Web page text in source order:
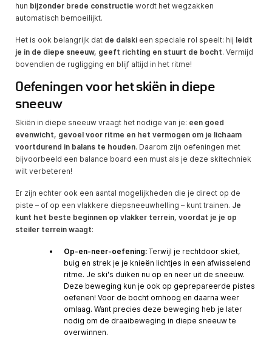
hun bijzonder brede constructie wordt het wegzakken
automatisch bemoeilijkt.
Het is ook belangrijk dat de dalski een speciale rol speelt: hij leidt
je in de diepe sneeuw, geeft richting en stuurt de bocht. Vermijd
bovendien de rugligging en blijf altijd in het ritme!
Oefeningen voor het skiën in diepe
sneeuw
Skiën in diepe sneeuw vraagt het nodige van je: een goed
evenwicht, gevoel voor ritme en het vermogen om je lichaam
voortdurend in balans te houden. Daarom zijn oefeningen met
bijvoorbeeld een balance board een must als je deze skitechniek
wilt verbeteren!
Er zijn echter ook een aantal mogelijkheden die je direct op de
piste – of op een vlakkere diepsneeuwhelling – kunt trainen. Je
kunt het beste beginnen op vlakker terrein, voordat je je op
steiler terrein waagt:
Op-en-neer-oefening: Terwijl je rechtdoor skiet,
buig en strek je je knieën lichtjes in een afwisselend
ritme. Je ski's duiken nu op en neer uit de sneeuw.
Deze beweging kun je ook op geprepareerde pistes
oefenen! Voor de bocht omhoog en daarna weer
omlaag. Want precies deze beweging heb je later
nodig om de draaibeweging in diepe sneeuw te
overwinnen.